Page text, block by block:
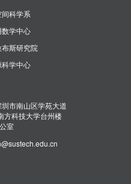
科学系
学中心
斯研究院
学中心
市南山区学苑大道
方科技大学台州楼
室